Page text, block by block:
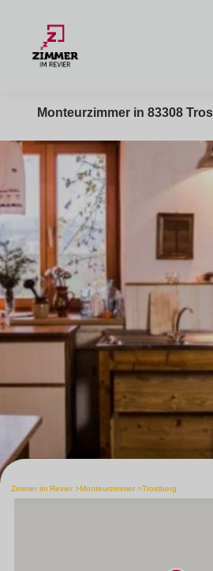
Monteurzimmer in 83308
Zimmer im Revier Monteurzimmer Trostberg